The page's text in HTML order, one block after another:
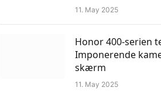
11. May 2025
Honor 400-serien
Imponerende
skærm
11. May 2025